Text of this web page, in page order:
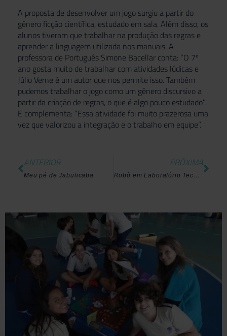
A proposta de desenvolver um jogo surgiu a partir do
gênero ficção científica, estudado em sala. Além disso, os
alunos tiveram que trabalhar na produção das regras e
aprender a linguagem utilizada nos manuais. A
professora de Português Simone Bacellar conta: “O 7º
ano gosta muito de trabalhar com atividades lúdicas e
Júlio Verne é um autor que nos permite isso. Também
pudemos trabalhar o jogo como um gênero discursivo a
partir da criação de regras, o que é algo pouco estudado”.
E complementa: “Essa atividade foi muito prazerosa uma
vez que valorizou a integração e o trabalho em equipe”.
ANTERIOR
Meu pé de Jabuticaba
PRÓXIMA